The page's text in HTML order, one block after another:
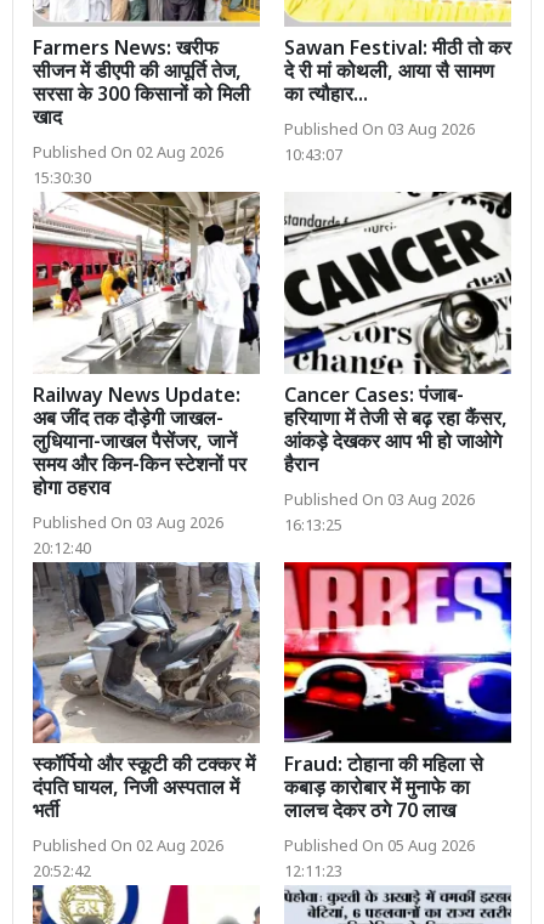
Farmers News: खरीफ
सीजन में डीएपी की आपूर्ति तेज,
सरसा के 300 किसानों को मिली
खाद
Published On 02 Aug 2026
15:30:30
Sawan Festival: मीठी तो कर
दे री मां कोथली, आया सै सामण
का त्यौहार...
Published On 03 Aug 2026
10:43:07
Railway News Update:
अब जींद तक दौड़ेगी जाखल-
लुधियाना-जाखल पैसेंजर, जानें
समय और किन-किन स्टेशनों पर
होगा ठहराव
Published On 03 Aug 2026
20:12:40
Cancer Cases: पंजाब-
हरियाणा में तेजी से बढ़ रहा कैंसर,
आंकड़े देखकर आप भी हो जाओगे
हैरान
Published On 03 Aug 2026
16:13:25
स्कॉर्पियो और स्कूटी की टक्कर में
दंपति घायल, निजी अस्पताल में
भर्ती
Published On 02 Aug 2026
20:52:42
Fraud: टोहाना की महिला से
कबाड़ कारोबार में मुनाफे का
लालच देकर ठगे 70 लाख
Published On 05 Aug 2026
12:11:23